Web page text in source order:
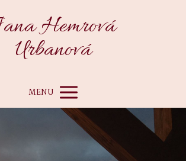
Hemrová
Urbanová
MENU